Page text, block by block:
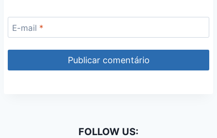
E-mail *
FOLLOW US: